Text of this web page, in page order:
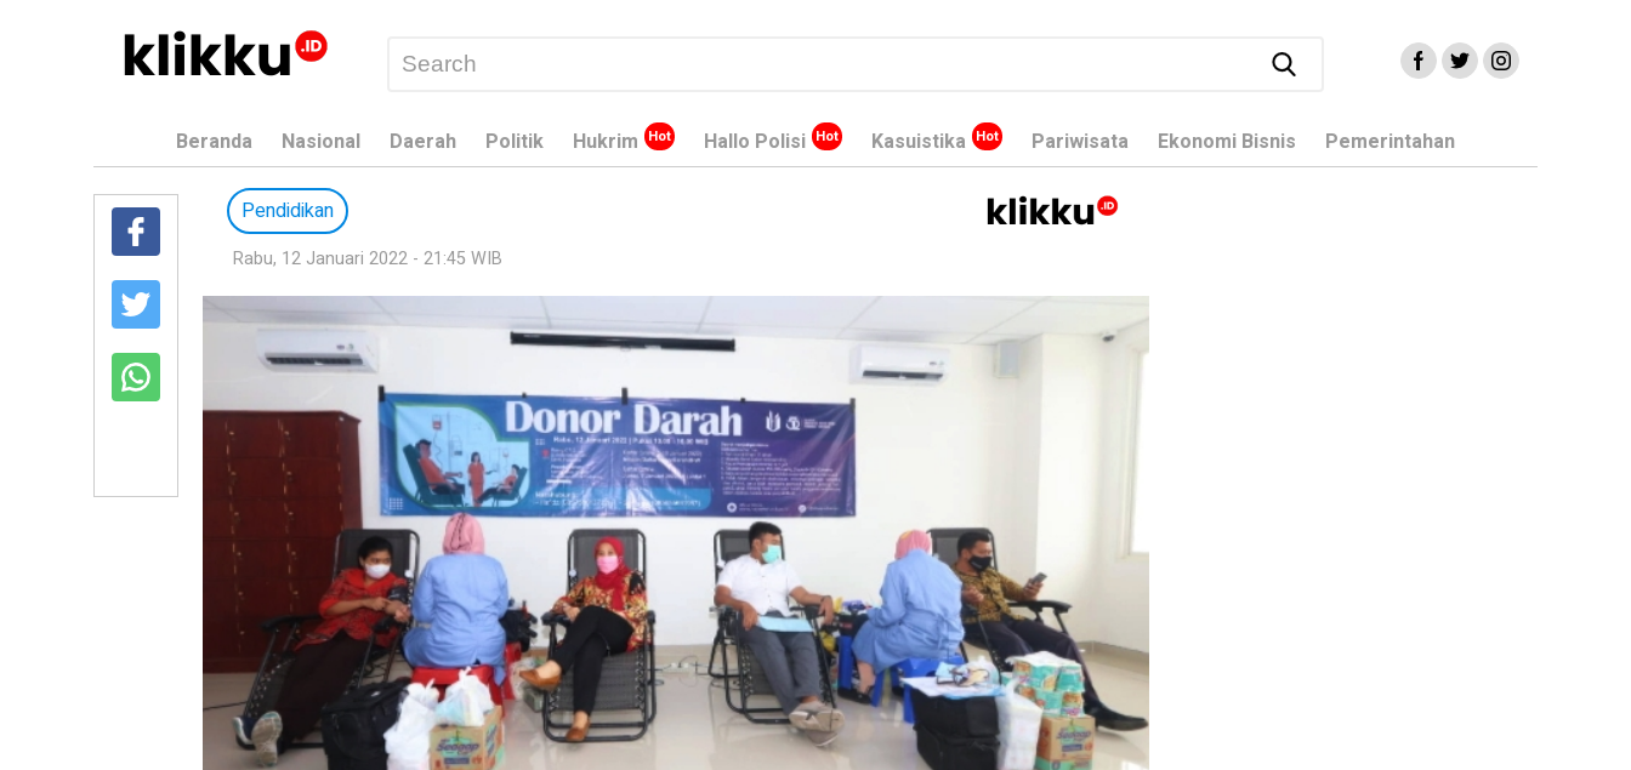
Beranda Nasional Daerah Politik Hukrim Hallo Polisi Kasuistika Pariwisata Ekonomi Bisnis Pemerintahan
Pendidikan
Rabu, 12 Januari 2022 - 21:45 WIB